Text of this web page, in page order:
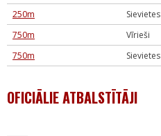
250m
Sievietes
750m
Vīrieši
750m
Sievietes
OFICIĀLIE ATBALSTĪTĀJI